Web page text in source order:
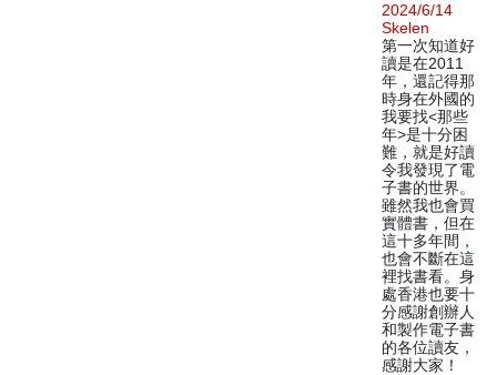
2024/6/14
Skelen
第一次知道好
讀是在2011
年，還記得那
時身在外國的
我要找<那些
年>是十分困
難，就是好讀
令我發現了電
子書的世界。
雖然我也會買
實體書，但在
這十多年間，
也會不斷在這
裡找書看。身
處香港也要十
分感謝創辦人
和製作電子書
的各位讀友，
感謝大家！